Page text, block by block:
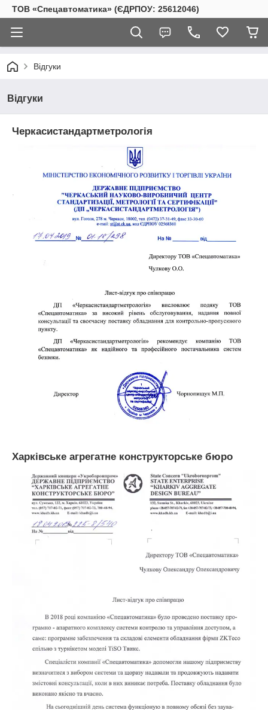
ТОВ «Спецавтоматика» (ЄДРПОУ: 25612046)
Відгуки
Відгуки
Черкасистандартметрологія
Харківське агрегатне конструкторське бюро